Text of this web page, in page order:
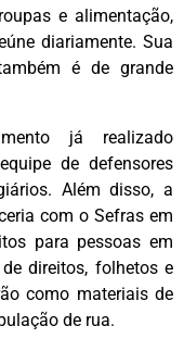
e alimentação,
diariamente. Sua
é de grande
já realizado
de defensores
Além disso, a
com o Sefras em
para pessoas em
direitos, folhetos e
como materiais de
de rua.